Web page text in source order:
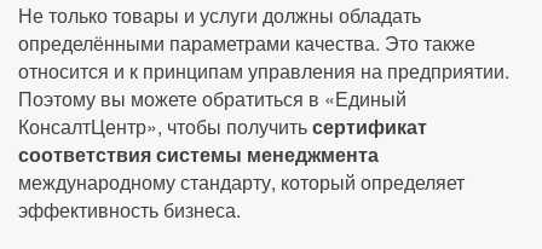
Не только товары и услуги должны обладать
определёнными параметрами качества. Это также
относится и к принципам управления на предприятии.
Поэтому вы можете обратиться в «Единый
КонсалтЦентр», чтобы получитьсертификат
соответствия системы менеджмента
международному стандарту, который определяет
эффективность бизнеса.